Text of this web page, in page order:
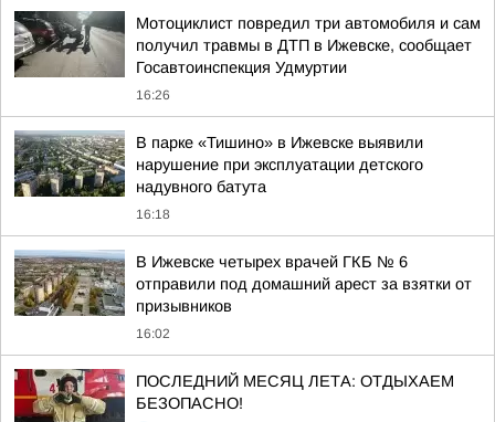
Мотоциклист повредил три автомобиля и сам
получил травмы в ДТП в Ижевске, сообщает
Госавтоинспекция Удмуртии
16:26
В парке «Тишино» в Ижевске выявили
нарушение при эксплуатации детского
надувного батута
16:18
В Ижевске четырех врачей ГКБ № 6
отправили под домашний арест за взятки от
призывников
16:02
ПОСЛЕДНИЙ МЕСЯЦ ЛЕТА: ОТДЫХАЕМ
БЕЗОПАСНО!